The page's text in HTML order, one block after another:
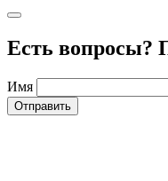
Есть вопросы?
Имя